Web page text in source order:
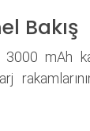
Bakış
mAh